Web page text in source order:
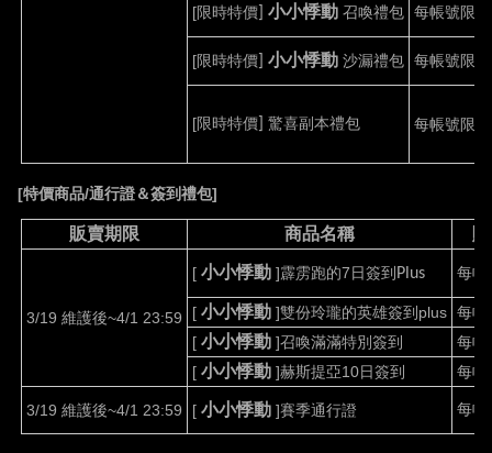
[限時特價 ]小小悸動 召喚禮包 每帳號限購
[限時特價 ]小小悸動 沙漏禮包 每帳號限購
[限時特價 ]驚喜副本禮包 每帳號限購
[特價商品/通行證＆簽到禮包]
販賣期限 商品名稱
3/19 維護後~4/1 23:59
[小小悸動 ]霹雳跑的7日簽到Plus 每帳
[ 小小悸動 ]雙份玲瓏的英雄簽到plus 每帳
[ 小小悸動 ]召喚滿滿特別簽到
每帳
[ 小小悸動 ]赫斯提亞10日簽到 每帳
3/19 維護後~4/1 23:59 [ 小小悸動 ]賽季通行證 每帳